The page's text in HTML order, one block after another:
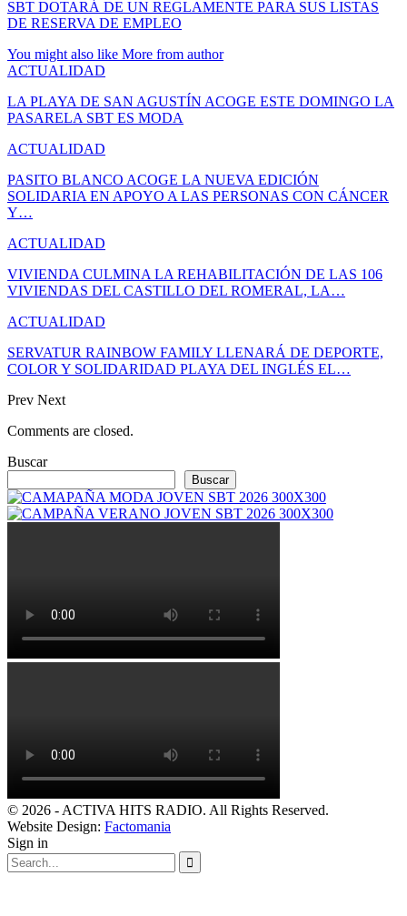
SBT DOTARÁ DE UN REGLAMENTE PARA SUS LISTAS
DE RESERVA DE EMPLEO
You might also like More from author
ACTUALIDAD
LA PLAYA DE SAN AGUSTÍN ACOGE ESTE DOMINGO LA
PASARELA SBT ES MODA
ACTUALIDAD
PASITO BLANCO ACOGE LA NUEVA EDICIÓN
SOLIDARIA EN APOYO A LAS PERSONAS CON CÁNCER
Y…
ACTUALIDAD
VIVIENDA CULMINA LA REHABILITACIÓN DE LAS 106
VIVIENDAS DEL CASTILLO DEL ROMERAL, LA…
ACTUALIDAD
SERVATUR RAINBOW FAMILY LLENARÁ DE DEPORTE,
COLOR Y SOLIDARIDAD PLAYA DEL INGLÉS EL…
Prev Next
Comments are closed.
Buscar
Buscar
© 2026 - ACTIVA HITS RADIO. All Rights Reserved.
Website Design: Factomania
Sign in